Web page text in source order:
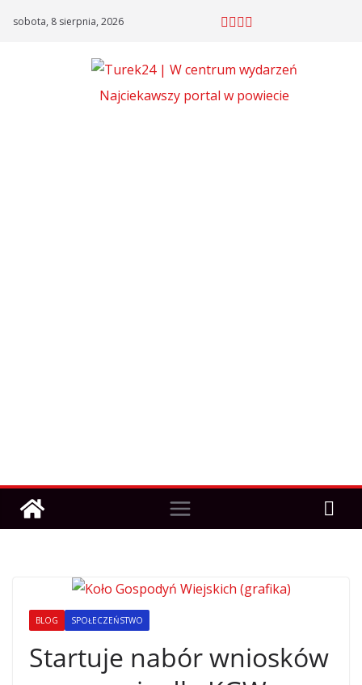
sobota, 8 sierpnia, 2026
Najciekawszy portal w powiecie
BLOG SPOŁECZEŃSTWO
Startuje nabór wniosków